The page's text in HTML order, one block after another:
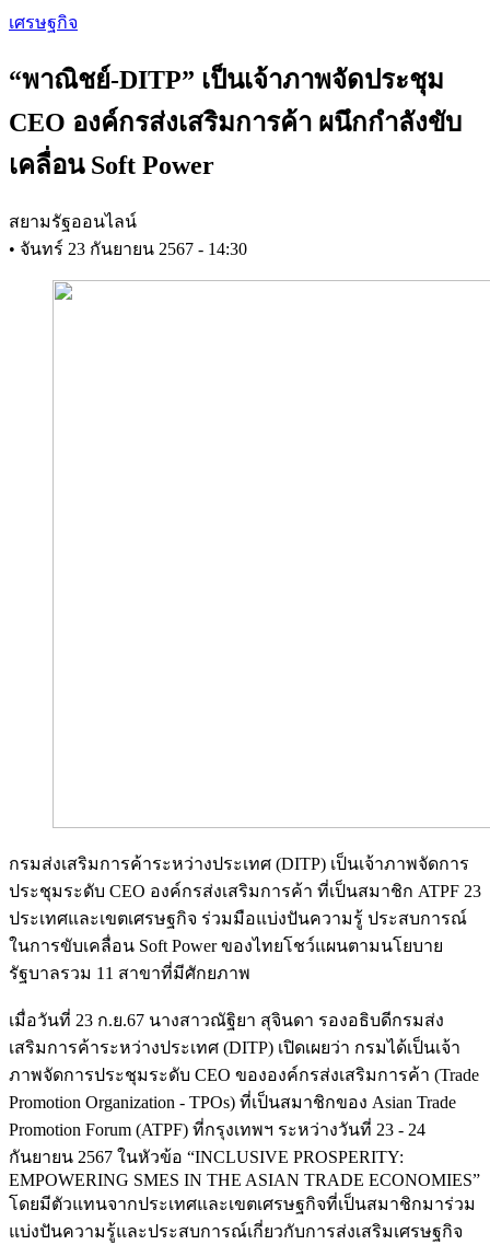
Skip
content
เศรษฐกิจ
“พาณิชย์-DITP” เป็นเจ้าภาพจัดประชุม
CEO องค์กรส่งเสริมการค้า ผนึกกำลังขับ
เคลื่อน Soft Power
สยามรัฐออนไลน์
• จันทร์ 23 กันยายน 2567 - 14:30
กรมส่งเสริมการค้าระหว่างประเทศ (DITP) เป็นเจ้าภาพจัดการ
ประชุมระดับ CEO องค์กรส่งเสริมการค้า ที่เป็นสมาชิก ATPF 23
ประเทศและเขตเศรษฐกิจ ร่วมมือแบ่งปันความรู้ ประสบการณ์
ในการขับเคลื่อน Soft Power ของไทยโชว์แผนตามนโยบาย
รัฐบาลรวม 11 สาขาที่มีศักยภาพ
เมื่อวันที่ 23 ก.ย.67 นางสาวณัฐิยา สุจินดา รองอธิบดีกรมส่ง
เสริมการค้าระหว่างประเทศ (DITP) เปิดเผยว่า กรมได้เป็นเจ้า
ภาพจัดการประชุมระดับ CEO ขององค์กรส่งเสริมการค้า (Trade
Promotion Organization - TPOs) ที่เป็นสมาชิกของ Asian Trade
Promotion Forum (ATPF) ที่กรุงเทพฯ ระหว่างวันที่ 23 - 24
กันยายน 2567 ในหัวข้อ “INCLUSIVE PROSPERITY:
EMPOWERING SMES IN THE ASIAN TRADE ECONOMIES”
โดยมีตัวแทนจากประเทศและเขตเศรษฐกิจที่เป็นสมาชิกมาร่วม
แบ่งปันความรู้และประสบการณ์เกี่ยวกับการส่งเสริมเศรษฐกิจ